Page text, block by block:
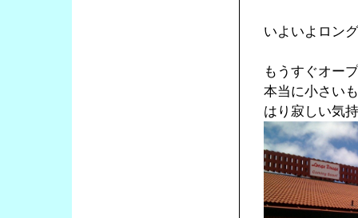
いよいよロン
もうすぐオー
本当に小さい
はり寂しい気